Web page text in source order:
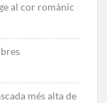
al cor romànic
més alta de